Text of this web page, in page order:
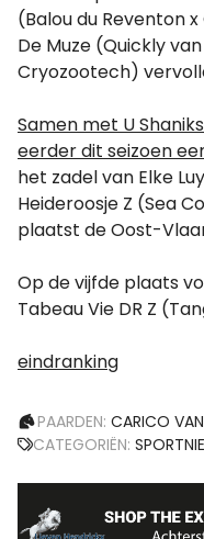
(Balou du Reventon
De Muze (Quickly
Cryozootech)
Samen met U
eerder dit seizoen
het zadel van Elke
Heideroosje Z (Sea
plaatst de Oost-
Op de vijfde plaats
Tabeau Vie DR Z
eindranking
PAARDEN: CARICO VAN
CATEGORIËN: